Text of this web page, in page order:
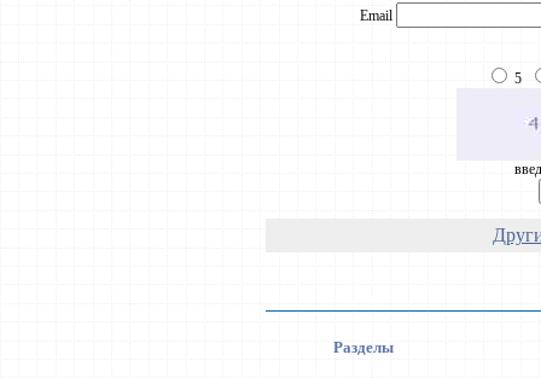
Email
5
Разделы